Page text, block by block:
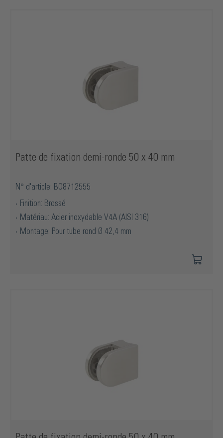
Patte de fixation demi-ronde 50 x 40 mm
N° d'article: BO8712555
Finition: Brossé
Matériau: Acier inoxydable V4A (AISI 316)
Montage: Pour tube rond Ø 42,4 mm